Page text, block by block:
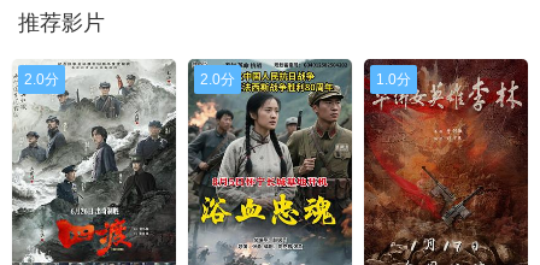
第13集
第15集 第15集 第15集 第16集
第17集 第17集 第17集 第18集
第19集 第20集
推荐影片
2.0分 2.0分 1.0分